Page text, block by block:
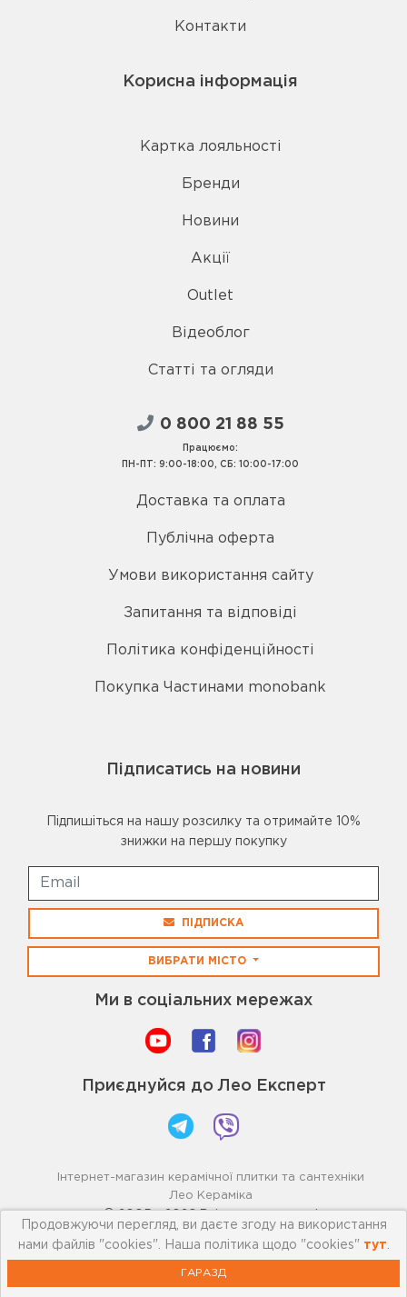
Контакти
Корисна інформація
Картка лояльності
Бренди
Новини
Акції
Outlet
Відеоблог
Статті та огляди
0 800 21 88 55
Працюємо:
ПН-ПТ: 9:00-18:00, СБ: 10:00-17:00
Доставка та оплата
Публічна оферта
Умови використання сайту
Запитання та відповіді
Політика конфіденційності
Покупка Частинами monobank
Підписатись на новини
Підпишіться на нашу розсилку та отримайте 10%
знижки на першу покупку
ПІДПИСКА
ВИБРАТИ МІСТО
Ми в соціальних мережах
Приєднуйся до Лео Експерт
Інтернет-магазин керамічної плитки та сантехніки
Лео Кераміка
© 2005 - 2026 Всі права захищені
Продовжуючи перегляд, ви даєте згоду на використання
нами файлів "cookies". Наша політика щодо "cookies" тут
ГАРАЗД